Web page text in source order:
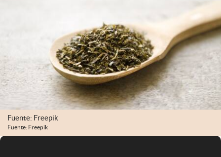
Eventos Corporativos
El Cronista Studio
Mediakit
abre en nueva pestaña
Argentina
Fuente: Freepik
Fuente: Freepik